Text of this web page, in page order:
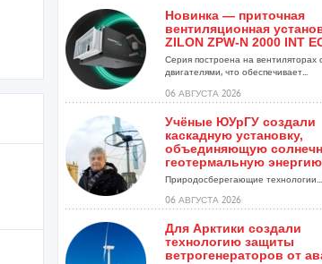
Новинка — приточная
вентиляционная
ZILON ZPW-N 2000 INT
Серия построена на вентиляторах
двигателями, что обеспечивает...
06 АВГУСТА 2026
Учёные ЮУрГУ создали
каскадную установку,
объединяющую
геотермальную энергию
Природосберегающие технологии...
06 АВГУСТА 2026
Для Арктики создали
технологию защиты
ветрогенераторов от